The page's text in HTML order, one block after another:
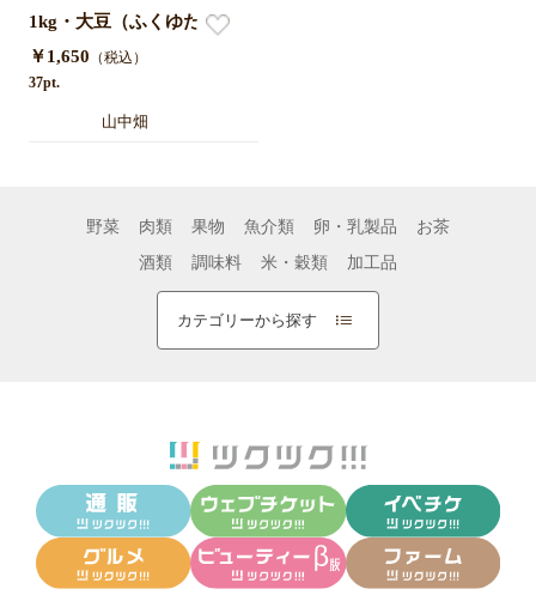
1kg・大豆（ふくゆたか）
￥1,650 （税込）
37pt.
山中畑
野菜 肉類 果物 魚介類 卵・乳製品
お茶
酒類
調味料 米・穀類 加工品
カテゴリーから探す